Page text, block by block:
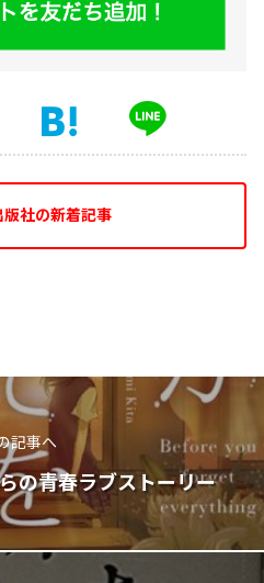
社の新着記事
記事へ
の青春ラブストーリー